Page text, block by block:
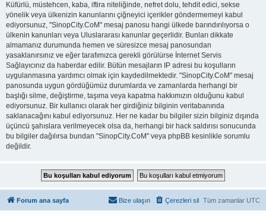
Küfürlü, müstehcen, kaba, iftira niteliğinde, nefret dolu, tehdit edici, sekse
yönelik veya ülkenizin kanunlarını çiğneyici içerikler göndermemeyi kabul
ediyorsunuz, "SinopCity.CoM" mesaj panosu hangi ülkede barındırılıyorsa o
ülkenin kanunları veya Uluslararası kanunlar geçerlidir. Bunları dikkate
almamanız durumunda hemen ve süresizce mesaj panosundan
yasaklanırsınız ve eğer tarafımızca gerekli görülürse İnternet Servis
Sağlayıcınız da haberdar edilir. Bütün mesajların IP adresi bu koşulların
uygulanmasına yardımcı olmak için kaydedilmektedir. "SinopCity.CoM" mesaj
panosunda uygun gördüğümüz durumlarda ve zamanlarda herhangi bir
başlığı silme, değiştirme, taşıma veya kapatma hakkımızın olduğunu kabul
ediyorsunuz. Bir kullanıcı olarak her girdiğiniz bilginin veritabanında
saklanacağını kabul ediyorsunuz. Her ne kadar bu bilgiler sizin bilginiz dışında
üçüncü şahıslara verilmeyecek olsa da, herhangi bir hack saldırısı sonucunda
bu bilgiler dağılırsa bundan "SinopCity.CoM" veya phpBB kesinlikle sorumlu
değildir.
Forum ana sayfa Tüm zamanlar UTC
Çerezleri sil
Bize ulaşın